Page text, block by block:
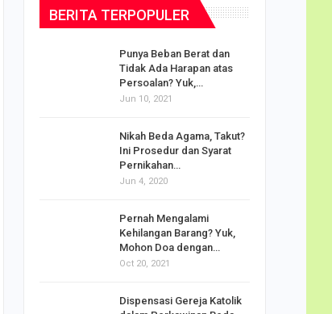
BERITA TERPOPULER
Punya Beban Berat dan
Tidak Ada Harapan atas
Persoalan? Yuk,…
Jun 10, 2021
Nikah Beda Agama, Takut?
Ini Prosedur dan Syarat
Pernikahan…
Jun 4, 2020
Pernah Mengalami
Kehilangan Barang? Yuk,
Mohon Doa dengan…
Oct 20, 2021
Dispensasi Gereja Katolik